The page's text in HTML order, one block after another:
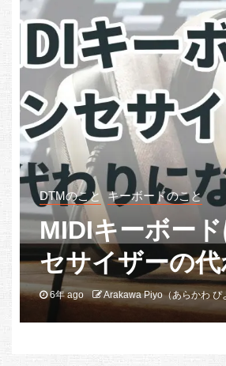
DTMのこと キーボードのこと
MIDIキーボー
セサイザーの代
なるか？
6年 ago Arakawa Piyo（あらかわ ぴ